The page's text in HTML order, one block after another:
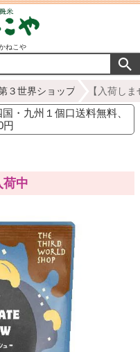
ねこや
３世界ショップ 【入荷し
・九州１個口送料無料、
円
荷中